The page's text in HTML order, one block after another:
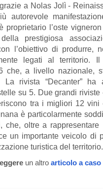
a Nolas Jolì -
autorevole
proprietario l’oste
prestigiosa
l’obiettivo di produrre,
legati al territorio.
che, a livello nazionale,
La rivista “Decanter”
su 5. Due grandi riviste
tra i migliori 12
è particolarmente
che, oltre a rappresentare
un importante veicolo di
turistica del territorio.
leggere un altro articolo a caso